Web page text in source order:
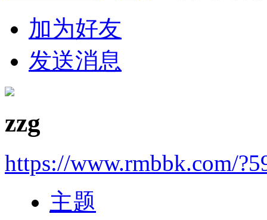
加为好友
发送消息
zzg
https://www.rmbbk.com/
主题